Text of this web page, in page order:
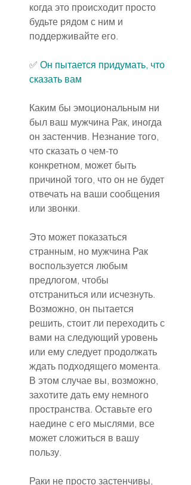
когда это происходит просто
будьте рядом с ним и
поддерживайте его.
✅ Он пытается придумать, что
сказать вам
Каким бы эмоциональным ни
был ваш мужчина Рак, иногда
он застенчив. Незнание того,
что сказать о чем-то
конкретном, может быть
причиной того, что он не будет
отвечать на ваши сообщения
или звонки.
Это может показаться
странным, но мужчина Рак
воспользуется любым
предлогом, чтобы
отстраниться или исчезнуть.
Возможно, он пытается
решить, стоит ли переходить с
вами на следующий уровень
или ему следует продолжать
ждать подходящего момента.
В этом случае вы, возможно,
захотите дать ему немного
пространства. Оставьте его
наедине с его мыслями, все
может сложиться в вашу
пользу.
Раки не просто застенчивы,